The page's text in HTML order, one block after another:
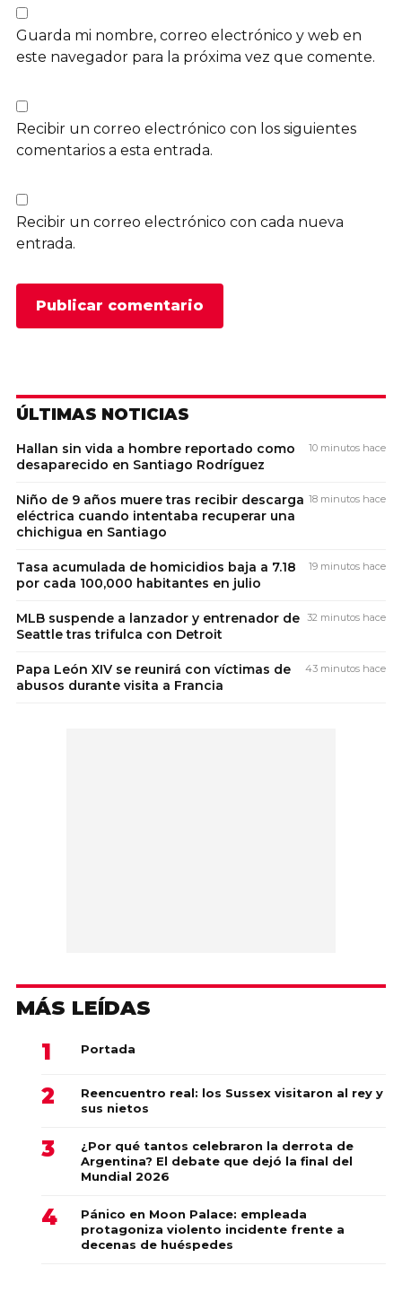
Guarda mi nombre, correo electrónico y web en
este navegador para la próxima vez que comente.
Recibir un correo electrónico con los siguientes
comentarios a esta entrada.
Recibir un correo electrónico con cada nueva
entrada.
ÚLTIMAS NOTICIAS
Hallan sin vida a hombre reportado como
desaparecido en Santiago Rodríguez
10 minutos hace
Niño de 9 años muere tras recibir descarga
eléctrica cuando intentaba recuperar una
chichigua en Santiago
18 minutos hace
Tasa acumulada de homicidios baja a 7.18
por cada 100,000 habitantes en julio
19 minutos hace
MLB suspende a lanzador y entrenador de
Seattle tras trifulca con Detroit
32 minutos hace
Papa León XIV se reunirá con víctimas de
abusos durante visita a Francia
43 minutos hace
MÁS LEÍDAS
Portada
Reencuentro real: los Sussex visitaron al rey y
sus nietos
¿Por qué tantos celebraron la derrota de
Argentina? El debate que dejó la final del
Mundial 2026
Pánico en Moon Palace: empleada
protagoniza violento incidente frente a
decenas de huéspedes